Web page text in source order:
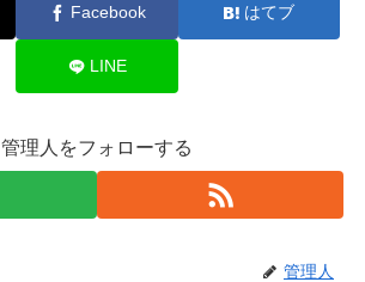
Facebook はてブ
LINE
管理人をフォローする
管理人